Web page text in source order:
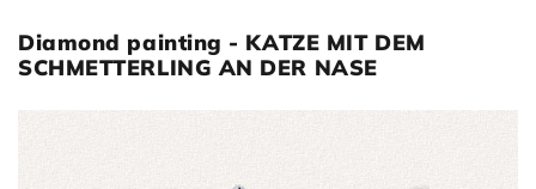
Diamond painting - KATZE MIT DEM
SCHMETTERLING AN DER NASE